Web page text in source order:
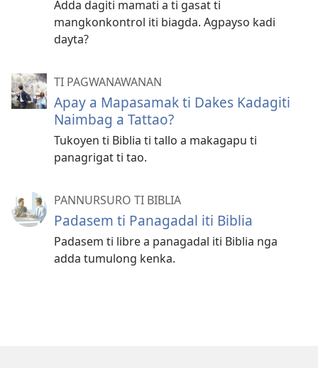
Adda dagiti mamati a ti gasat ti
mangkonkontrol iti biagda. Agpayso kadi
dayta?
TI PAGWANAWANAN
Apay a Mapasamak ti Dakes Kadagiti
Naimbag a Tattao?
Tukoyen ti Biblia ti tallo a makagapu ti
panagrigat ti tao.
PANNURSURO TI BIBLIA
Padasem ti Panagadal iti Biblia
Padasem ti libre a panagadal iti Biblia nga
adda tumulong kenka.